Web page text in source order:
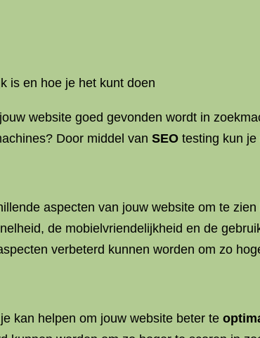
is en hoe je het kunt doen
website goed gevonden wordt in
Door middel van SEO testing kun
aspecten van jouw website om te
de mobielvriendelijkheid en de
verbeterd kunnen worden om zo
kan helpen om jouw website beter te